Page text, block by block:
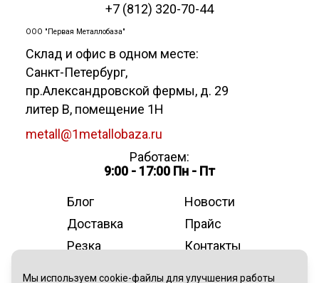
+7 (812) 320-70-44
ООО "Первая Металлобаза"
Склад и офис в одном месте:
Санкт-Петербург,
пр.Александровской фермы, д. 29
литер В, помещение 1Н
metall@1metallobaza.ru
Работаем:
9:00 - 17:00 Пн - Пт
Блог
Новости
Доставка
Прайс
Резка
Контакты
Мы используем cookie-файлы для улучшения работы